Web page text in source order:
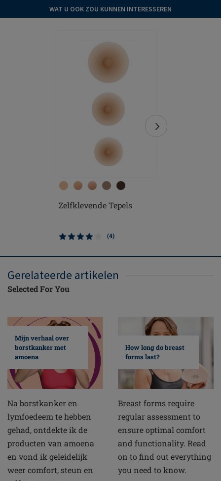
WAT U OOK ZOU KUNNEN INTERESSEREN
Zelfklevende Tepels
(4)
Gerelateerde artikelen
Selected For You
Mijn verhaal over
borstkanker met
amoena
Na borstkanker en
lymfoedeem te hebben
gehad, ontdekte ik de
producten van amoena
en vond ik geleidelijk
weer comfort, steun en
How long do breast
forms last?
Breast forms require
regular assessment to
ensure optimal comfort
and functionality. Read
on to find out everything
you need to know.